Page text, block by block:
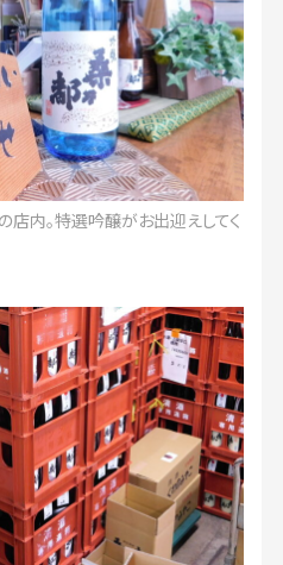
店内。特選吟醸がお出迎えしてく